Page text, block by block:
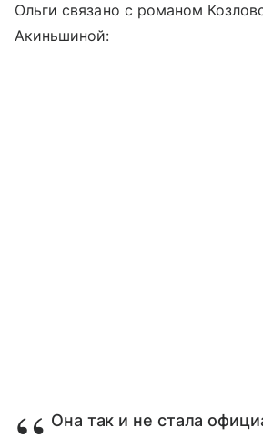
Ольги связано с романом
Акиньшиной:
Она так и не стала